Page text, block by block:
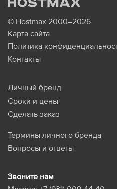
© Hostmax 2000–2026
Карта сайта
Политика
Контакты
Личный бренд
Сроки и цены
Сделать заказ
Термины личного бренда
Вопросы и ответы
Звоните нам